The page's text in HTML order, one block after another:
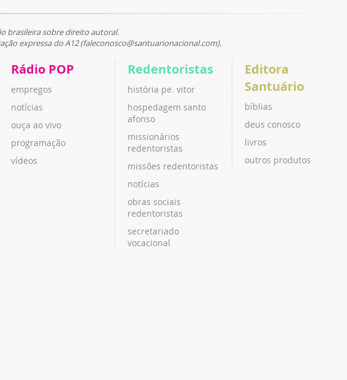
brasileira sobre direito autoral.
expressa do A12 (faleconosco@santuarionacional.com).
Rádio POP
empregos
notícias
ouça ao vivo
programação
vídeos
Redentoristas
história pe. vitor
hospedagem santo
afonso
missionários
redentoristas
missões redentoristas
notícias
obras sociais
redentoristas
secretariado
vocacional
Editora
Santuário
bíblias
deus conosco
livros
outros produtos